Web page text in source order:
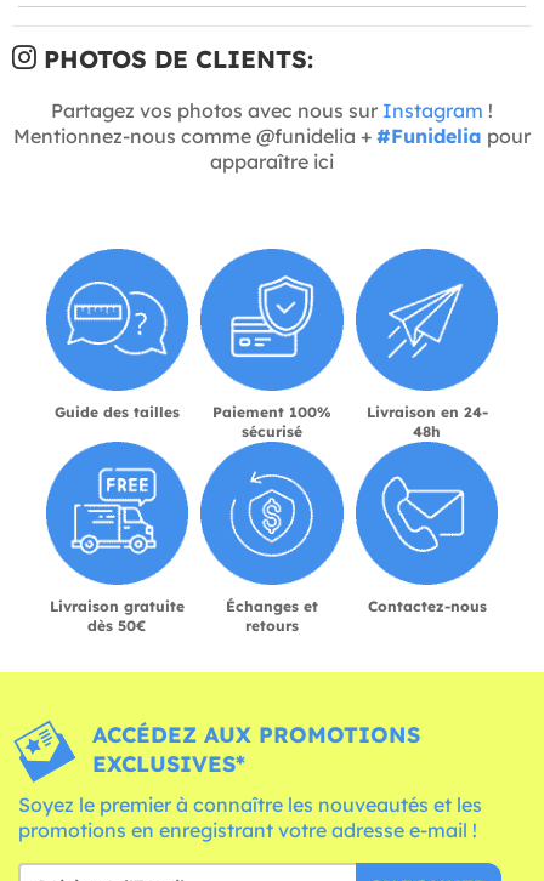
PHOTOS DE CLIENTS:
Partagez vos photos avec nous sur Instagram !
Mentionnez-nous comme @funidelia + #Funidelia pour
apparaître ici
Guide des tailles
Paiement 100%
sécurisé
Livraison en 24-
48h
Livraison gratuite
dès 50€
Échanges et
retours
Contactez-nous
ACCÉDEZ AUX PROMOTIONS
EXCLUSIVES*
Soyez le premier à connaître les nouveautés et les
promotions en enregistrant votre adresse e-mail !